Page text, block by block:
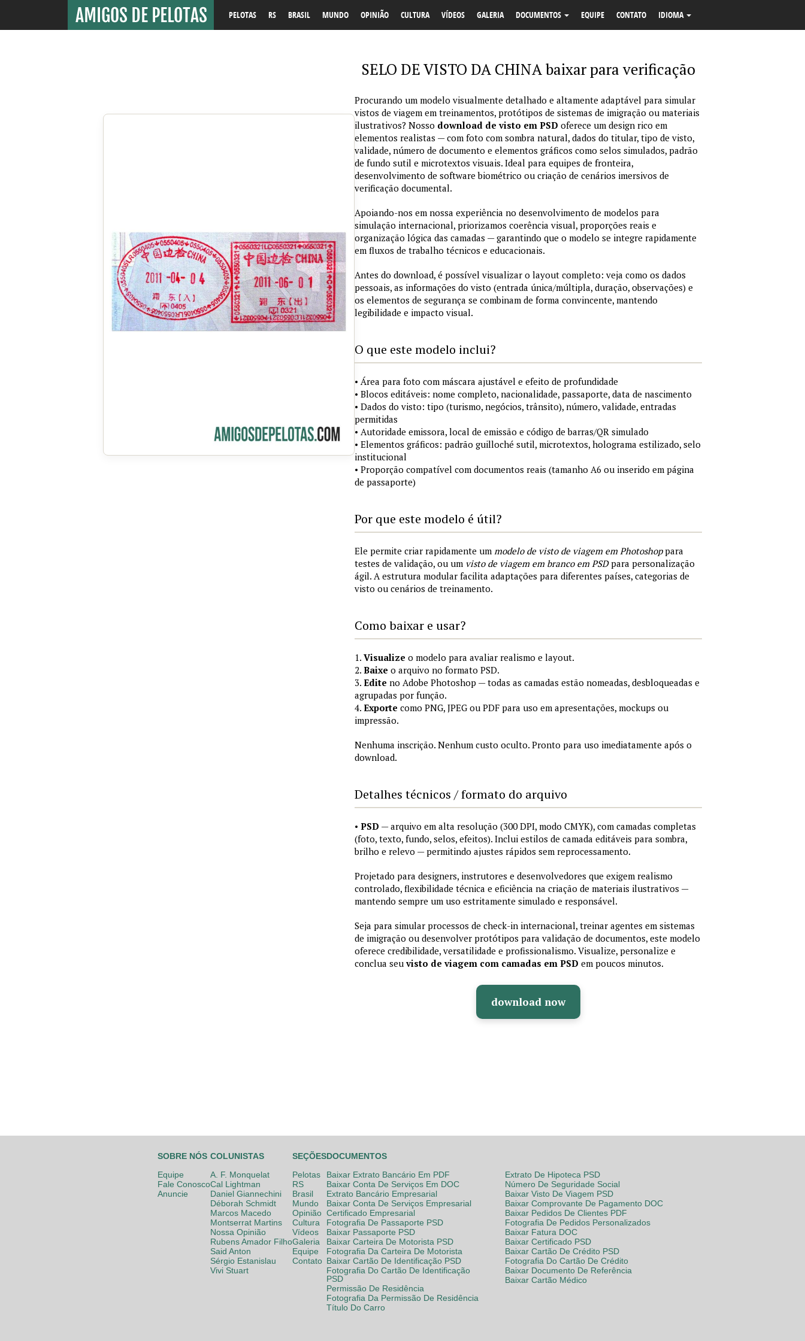
PELOTAS RS BRASIL MUNDO OPINIÃO CULTURA VÍDEOS GALERIA DOCUMENTOS EQUIPE CONTATO IDIOMA
SELO DE VISTO DA CHINA baixar para verificação
Procurando um modelo visualmente detalhado e altamente adaptável para simular
vistos de viagem em treinamentos, protótipos de sistemas de imigração ou materiais
ilustrativos? Nosso download de visto em PSD oferece um design rico em
elementos realistas — com foto com sombra natural, dados do titular, tipo de visto,
validade, número de documento e elementos gráficos como selos simulados, padrão
de fundo sutil e microtextos visuais. Ideal para equipes de fronteira,
desenvolvimento de software biométrico ou criação de cenários imersivos de
verificação documental.
Apoiando-nos em nossa experiência no desenvolvimento de modelos para
simulação internacional, priorizamos coerência visual, proporções reais e
organização lógica das camadas — garantindo que o modelo se integre rapidamente
em fluxos de trabalho técnicos e educacionais.
Antes do download, é possível visualizar o layout completo: veja como os dados
pessoais, as informações do visto (entrada única/múltipla, duração, observações) e
os elementos de segurança se combinam de forma convincente, mantendo
legibilidade e impacto visual.
O que este modelo inclui?
• Área para foto com máscara ajustável e efeito de profundidade
• Blocos editáveis: nome completo, nacionalidade, passaporte, data de nascimento
• Dados do visto: tipo (turismo, negócios, trânsito), número, validade, entradas
permitidas
• Autoridade emissora, local de emissão e código de barras/QR simulado
• Elementos gráficos: padrão guilloché sutil, microtextos, holograma estilizado, selo
institucional
• Proporção compatível com documentos reais (tamanho A6 ou inserido em página
de passaporte)
Por que este modelo é útil?
Ele permite criar rapidamente um modelo de visto de viagem em Photoshoppara
testes de validação, ou um visto de viagem em branco em PSDpara personalização
ágil. A estrutura modular facilita adaptações para diferentes países, categorias de
visto ou cenários de treinamento.
Como baixar e usar?
1. Visualize o modelo para avaliar realismo e layout.
2. Baixe o arquivo no formato PSD.
3. Edite no Adobe Photoshop — todas as camadas estão nomeadas, desbloqueadas e
agrupadas por função.
4. Exporte como PNG, JPEG ou PDF para uso em apresentações, mockups ou
impressão.
Nenhuma inscrição. Nenhum custo oculto. Pronto para uso imediatamente após o
download.
Detalhes técnicos / formato do arquivo
• PSD — arquivo em alta resolução (300 DPI, modo CMYK), com camadas completas
(foto, texto, fundo, selos, efeitos). Inclui estilos de camada editáveis para sombra,
brilho e relevo — permitindo ajustes rápidos sem reprocessamento.
Projetado para designers, instrutores e desenvolvedores que exigem realismo
controlado, flexibilidade técnica e eficiência na criação de materiais ilustrativos —
mantendo sempre um uso estritamente simulado e responsável.
Seja para simular processos de check-in internacional, treinar agentes em sistemas
de imigração ou desenvolver protótipos para validação de documentos, este modelo
oferece credibilidade, versatilidade e profissionalismo. Visualize, personalize e
conclua seuvisto de viagem com camadas em PSD em poucos minutos.
download now
SOBRE NÓS
Equipe
Fale Conosco
Anuncie
COLUNISTAS
A. F. Monquelat
Cal Lightman
Daniel Giannechini
Déborah Schmidt
Marcos Macedo
Montserrat Martins
Nossa Opinião
Rubens Amador Filho
Said Anton
Sérgio Estanislau
Vivi Stuart
SEÇÕES
Pelotas
RS
Brasil
Mundo
Opinião
Cultura
Vídeos
Galeria
Equipe
Contato
DOCUMENTOS
Baixar Extrato Bancário Em PDF
Baixar Conta De Serviços Em DOC
Extrato Bancário Empresarial
Baixar Conta De Serviços Empresarial
Certificado Empresarial
Fotografia De Passaporte PSD
Baixar Passaporte PSD
Baixar Carteira De Motorista PSD
Fotografia Da Carteira De Motorista
Baixar Cartão De Identificação PSD
Fotografia Do Cartão De Identificação
PSD
Permissão De Residência
Fotografia Da Permissão De Residência
Título Do Carro
Extrato De Hipoteca PSD
Número De Seguridade Social
Baixar Visto De Viagem PSD
Baixar Comprovante De Pagamento DOC
Baixar Pedidos De Clientes PDF
Fotografia De Pedidos Personalizados
Baixar Fatura DOC
Baixar Certificado PSD
Baixar Cartão De Crédito PSD
Fotografia Do Cartão De Crédito
Baixar Documento De Referência
Baixar Cartão Médico